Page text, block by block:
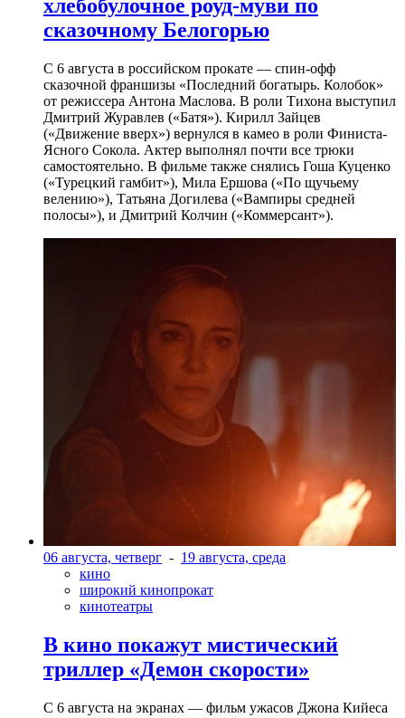
хлебобулочное роуд-муви по
сказочному Белогорью
С 6 августа в российском прокате — спин-офф
сказочной франшизы «Последний богатырь. Колобок»
от режиссера Антона Маслова. В роли Тихона выступил
Дмитрий Журавлев («Батя»). Кирилл Зайцев
(«Движение вверх») вернулся в камео в роли Финиста-
Ясного Сокола. Актер выполнял почти все трюки
самостоятельно. В фильме также снялись Гоша Куценко
(«Турецкий гамбит»), Мила Ершова («По щучьему
велению»), Татьяна Догилева («Вампиры средней
полосы»), и Дмитрий Колчин («Коммерсант»).
06 августа, четверг - 19 августа, среда
кино
широкий кинопрокат
кинотеатры
В кино покажут мистический
триллер «Демон скорости»
С 6 августа на экранах — фильм ужасов Джона Кийеса